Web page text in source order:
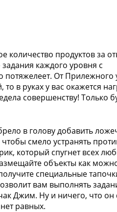
количество продуктов за
каждого уровня с
От Прилежного
в руках у вас окажется
совершенству! Только
в голову добавить
смело устранять
который спугнет всех
объекты как
специальные
вам выполнять
Джим. Ну и ничего, что он
равных.